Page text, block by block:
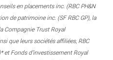
en placements inc. (RBC PH&N
de patrimoine inc. (SF RBC GP), la
Compagnie Trust Royal
que leurs sociétés affiliées, RBC
et Fonds d’investissement Royal